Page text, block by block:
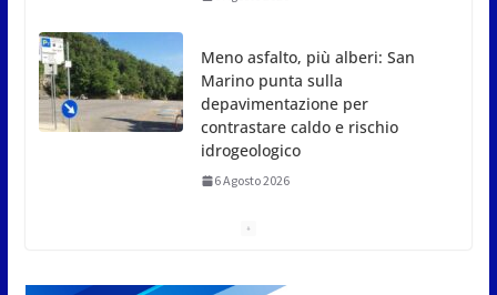
San Marino. USL: l’inferno di
Marcinelle diventi monito e
memoria collettiva
6 Agosto 2026
approvato